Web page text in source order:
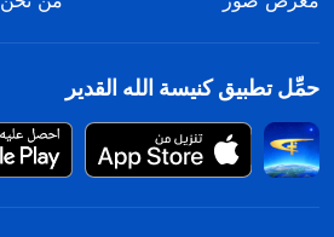
حمِّل تطبيق كنيسة الله القدير